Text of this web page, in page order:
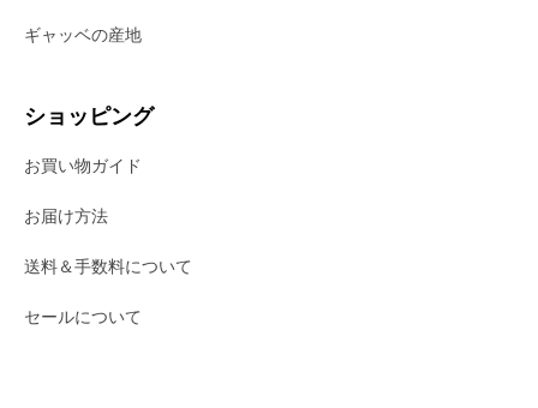
ギャッベの産地
ショッピング
お買い物ガイド
お届け方法
送料＆手数料について
セールについて